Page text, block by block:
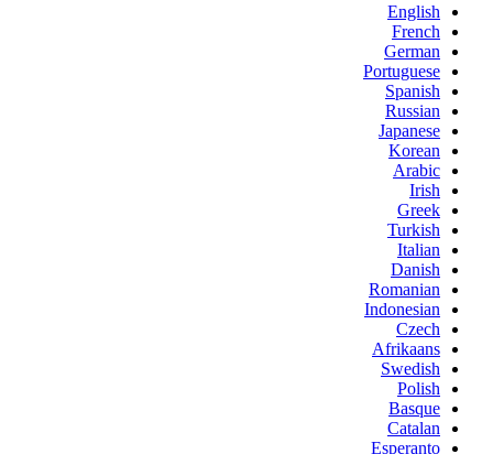
English
French
German
Portuguese
Spanish
Russian
Japanese
Korean
Arabic
Irish
Greek
Turkish
Italian
Danish
Romanian
Indonesian
Czech
Afrikaans
Swedish
Polish
Basque
Catalan
Esperanto